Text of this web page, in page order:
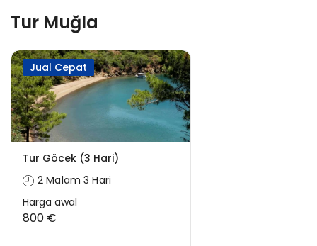
Tur Muğla
Jual Cepat
Tur Göcek (3 Hari)
2 Malam 3 Hari
Harga awal
800 €